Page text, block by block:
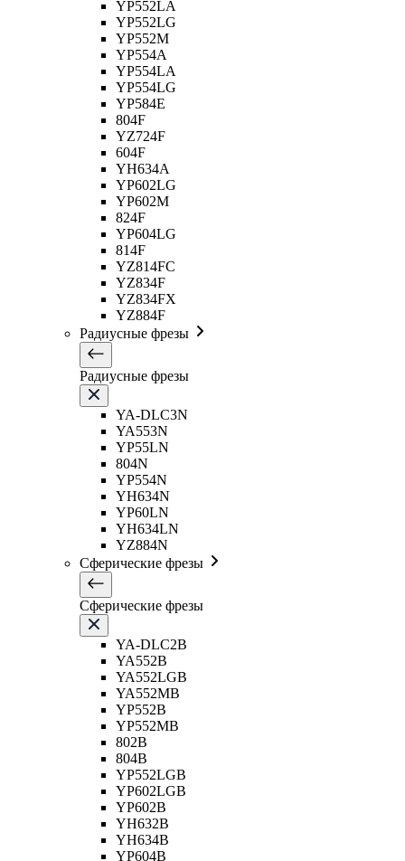
YP552LA
YP552LG
YP552M
YP554A
YP554LA
YP554LG
YP584E
804F
YZ724F
604F
YH634A
YP602LG
YP602M
824F
YP604LG
814F
YZ814FC
YZ834F
YZ834FX
YZ884F
Радиусные фрезы
Радиусные фрезы
YA-DLC3N
YA553N
YP55LN
804N
YP554N
YH634N
YP60LN
YH634LN
YZ884N
Сферические фрезы
Сферические фрезы
YA-DLC2B
YA552B
YA552LGB
YA552MB
YP552B
YP552MB
802B
804B
YP552LGB
YP602LGB
YP602B
YH632B
YH634B
YP604B